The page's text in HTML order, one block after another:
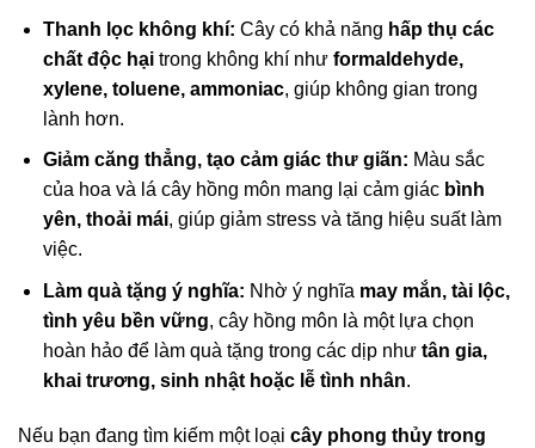
Thanh lọc không khí: Cây có khả năng hấp thụ các
chất độc hạitrong không khí như formaldehyde,
xylene, toluene, ammoniac, giúp không gian trong
lành hơn.
Giảm căng thẳng, tạo cảm giác thư giãn: Màu sắc
của hoa và lá cây hồng môn mang lại cảm giác bình
yên, thoải mái, giúp giảm stress và tăng hiệu suất làm
việc.
Làm quà tặng ý nghĩa: Nhờ ý nghĩa may mắn, tài lộc,
tình yêu bền vững, cây hồng môn là một lựa chọn
hoàn hảo để làm quà tặng trong các dịp như tân gia,
khai trương, sinh nhật hoặc lễ tình nhân.
Nếu bạn đang tìm kiếm một loại cây phong thủy trong